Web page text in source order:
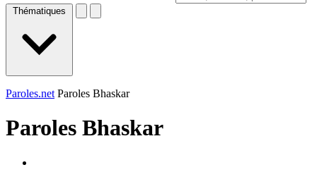
Thématiques
Paroles.net Paroles Bhaskar
Paroles Bhaskar